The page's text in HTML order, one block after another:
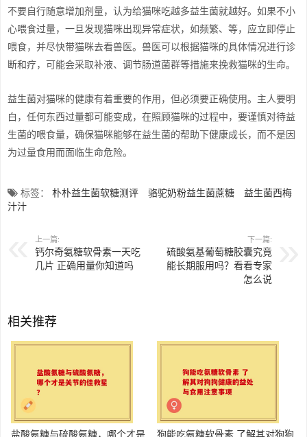
不要自行随意增加剂量，认为给猫咪吃越多益生菌就越好。如果不小
心喂食过量，一旦发现猫咪出现异常症状，如频繁、等，应立即停止
喂食，并尽快带猫咪去看兽医。兽医可以根据猫咪的具体情况进行诊
断和疗，可能会采取补液、调节肠道菌群等措施来挽救猫咪的生命。
益生菌对猫咪的健康有着重要的作用，但必须要正确使用。主人要明
白，任何东西过量都可能变成，在照顾猫咪的过程中，要谨慎对待益
生菌的喂食量，确保猫咪能够在益生菌的帮助下健康成长，而不是因
为过量食用而面临生命危险。
标签： 朴朴益生菌软糖测评 骆驼奶粉益生菌蔗糖
益生菌西梅
汁汁
上一篇:
钙尔奇氨糖软骨素一天吃
几片 正确用量你知道吗
下一篇:
硫酸氨基葡萄糖胶囊究竟
能长期服用吗？看看专家
怎么说
相关推荐
盐酸氨糖与硫酸氨糖，哪个才是 狗能吃氨糖软骨素 了解其对狗狗